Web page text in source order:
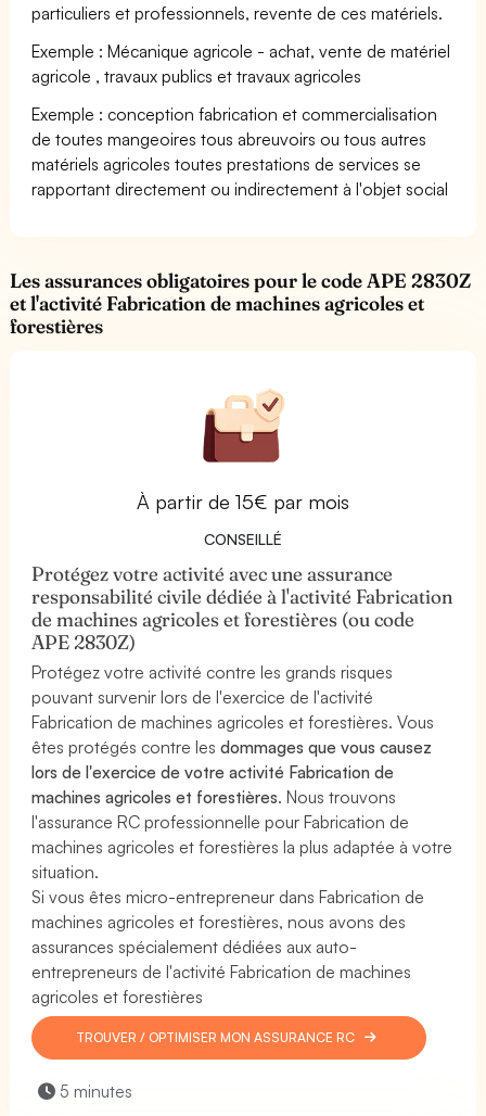
particuliers et professionnels, revente de ces matériels.
Exemple : Mécanique agricole - achat, vente de matériel
agricole , travaux publics et travaux agricoles
Exemple : conception fabrication et commercialisation
de toutes mangeoires tous abreuvoirs ou tous autres
matériels agricoles toutes prestations de services se
rapportant directement ou indirectement à l'objet social
Les assurances obligatoires pour le code APE 2830Z
et l'activité Fabrication de machines agricoles et
forestières
À partir de 15€ par mois
CONSEILLÉ
Protégez votre activité avec une assurance
responsabilité civile dédiée à l'activité Fabrication
de machines agricoles et forestières (ou code
APE 2830Z)
Protégez votre activité contre les grands risques
pouvant survenir lors de l'exercice de l'activité
Fabrication de machines agricoles et forestières. Vous
êtes protégés contre lesdommages que vous causez
lors de l'exercice de votre activité Fabrication de
machines agricoles et forestières. Nous trouvons
l'assurance RC professionnelle pour Fabrication de
machines agricoles et forestières la plus adaptée à votre
situation.
Si vous êtes micro-entrepreneur dans Fabrication de
machines agricoles et forestières, nous avons des
assurances spécialement dédiées aux auto-
entrepreneurs de l'activité Fabrication de machines
agricoles et forestières
TROUVER / OPTIMISER MON ASSURANCE RC
5 minutes